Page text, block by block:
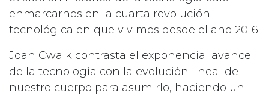
enmarcarnos en la cuarta revolución
tecnológica en que vivimos desde el año 2016.
Joan Cwaik contrasta el exponencial avance
de la tecnología con la evolución lineal de
nuestro cuerpo para asumirlo, haciendo un